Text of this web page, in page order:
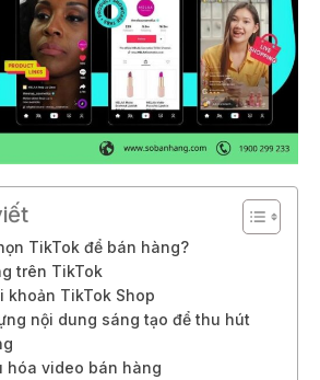
TikTok để bán hàng?
trên TikTok
khoản TikTok Shop
nội dung sáng tạo để thu hút
hóa video bán hàng